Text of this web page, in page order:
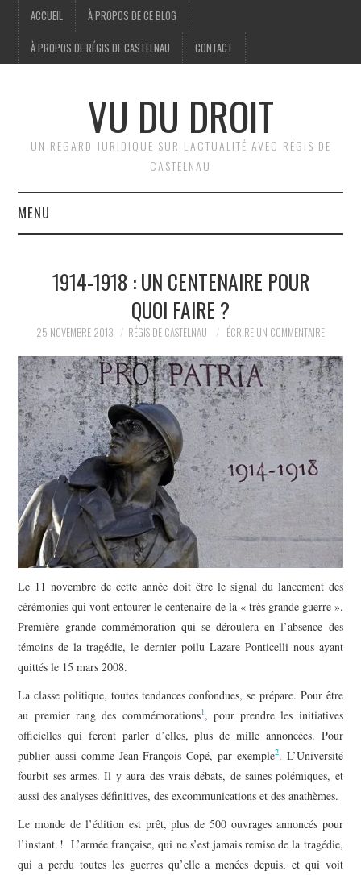
ACCUEIL À PROPOS DE CE BLOG
À PROPOS DE RÉGIS DE CASTELNAU CONTACT
VU DU DROIT
UN REGARD JURIDIQUE SUR L'ACTUALITÉ AVEC RÉGIS DE
CASTELNAU
MENU
BRÈVES
JURIDIQUE
POLITIQUE
HISTOIRE
CULTURE
SPORT
1914-1918 : UN CENTENAIRE POUR
QUOI FAIRE ?
25 NOVEMBRE 2013 RÉGIS DE CASTELNAU ÉCRIRE UN COMMENTAIRE
Le 11 novembre de cette année doit être le signal du lancement des
cérémonies qui vont entourer le centenaire de la « très grande guerre ».
Première grande commémoration qui se déroulera en l’absence des
témoins de la tragédie, le dernier poilu Lazare Ponticelli nous ayant
quittés le 15 mars 2008.
La classe politique, toutes tendances confondues, se prépare. Pour être
au premier rang des commémorations1, pour prendre les initiatives
officielles qui feront parler d’elles, plus de mille annoncées. Pour
publier aussi comme Jean-François Copé, par exemple2. L’Université
fourbit ses armes. Il y aura des vrais débats, de saines polémiques, et
aussi des analyses définitives, des excommunications et des anathèmes.
Le monde de l’édition est prêt, plus de 500 ouvrages annoncés pour
l’instant ! L’armée française, qui ne s’est jamais remise de la tragédie,
qui a perdu toutes les guerres qu’elle a menées depuis, et qui voit